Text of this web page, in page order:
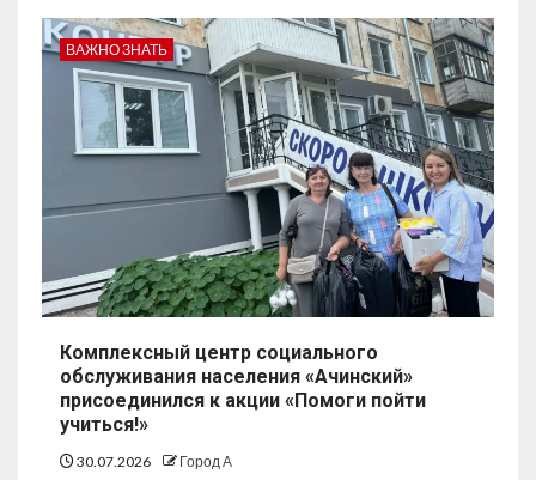
ВАЖНО ЗНАТЬ
Комплексный центр социального
обслуживания населения «Ачинский»
присоединился к акции «Помоги пойти
учиться!»
30.07.2026 Город А